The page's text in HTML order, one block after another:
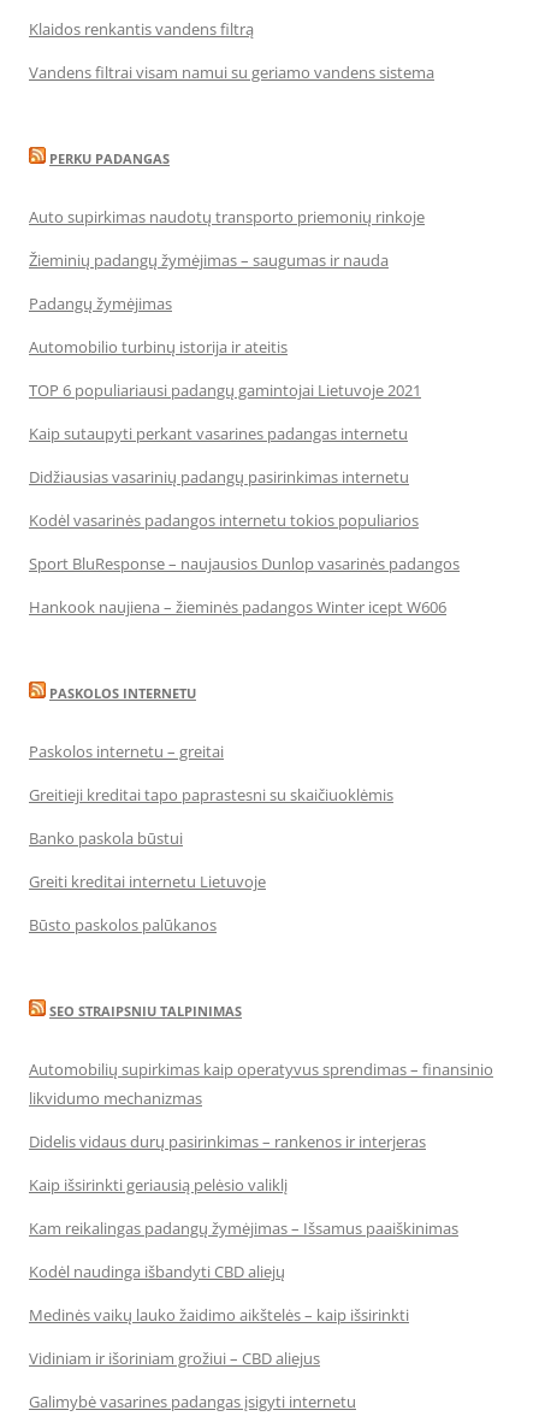
Klaidos renkantis vandens filtrą
Vandens filtrai visam namui su geriamo vandens sistema
PERKU PADANGAS
Auto supirkimas naudotų transporto priemonių rinkoje
Žieminių padangų žymėjimas – saugumas ir nauda
Padangų žymėjimas
Automobilio turbinų istorija ir ateitis
TOP 6 populiariausi padangų gamintojai Lietuvoje 2021
Kaip sutaupyti perkant vasarines padangas internetu
Didžiausias vasarinių padangų pasirinkimas internetu
Kodėl vasarinės padangos internetu tokios populiarios
Sport BluResponse – naujausios Dunlop vasarinės padangos
Hankook naujiena – žieminės padangos Winter icept W606
PASKOLOS INTERNETU
Paskolos internetu – greitai
Greitieji kreditai tapo paprastesni su skaičiuoklėmis
Banko paskola būstui
Greiti kreditai internetu Lietuvoje
Būsto paskolos palūkanos
SEO STRAIPSNIU TALPINIMAS
Automobilių supirkimas kaip operatyvus sprendimas – finansinio
likvidumo mechanizmas
Didelis vidaus durų pasirinkimas – rankenos ir interjeras
Kaip išsirinkti geriausią pelėsio valiklį
Kam reikalingas padangų žymėjimas – Išsamus paaiškinimas
Kodėl naudinga išbandyti CBD aliejų
Medinės vaikų lauko žaidimo aikštelės – kaip išsirinkti
Vidiniam ir išoriniam grožiui – CBD aliejus
Galimybė vasarines padangas įsigyti internetu